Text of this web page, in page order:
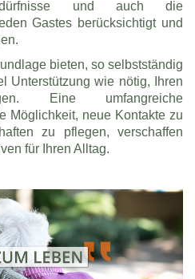
und auch die
Gastes berücksichtigt und
bieten, so selbstständig
Unterstützung wie nötig, Ihren
Eine umfangreiche
Möglichkeit, neue Kontakte zu
zu pflegen, verschaffen
für Ihren Alltag.